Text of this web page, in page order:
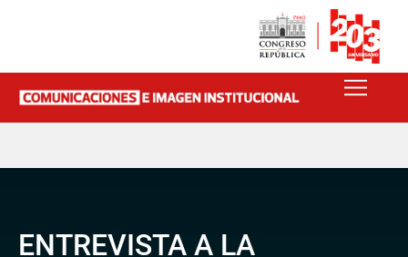
ENTREVISTA A LA